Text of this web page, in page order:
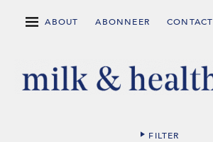
ABOUT ABONNEER CONTACT
FILTER